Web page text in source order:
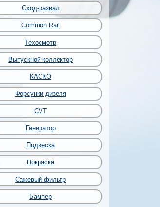
Сход-развал
Common Rail
Техосмотр
Выпускной коллектор
КАСКО
Форсунки дизеля
CVT
Генератор
Подвеска
Покраска
Сажевый фильтр
Бампер